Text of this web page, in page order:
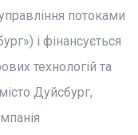
потоками
і фінансується
технологій та
Дуйсбург,